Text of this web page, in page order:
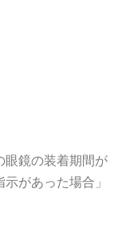
眼鏡の装着期間が
があった場合」